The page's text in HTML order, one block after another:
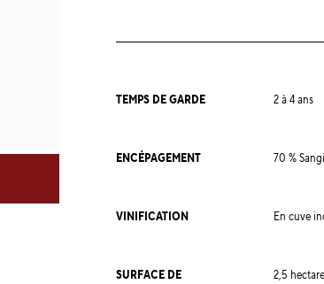
TEMPS DE GARDE 2 à 4 ans
ENCÉPAGEMENT 70 %
VINIFICATION En cuve
SURFACE DE
2,5